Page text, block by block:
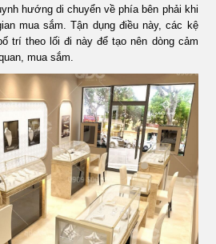
hướng di chuyển về phía bên phải khi
mua sắm. Tận dụng điều này, các kệ
trí theo lối đi này để tạo nên dòng cảm
mua sắm.